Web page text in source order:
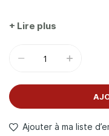
pour dimensionner une
+ Lire plus
Ajouter à ma liste